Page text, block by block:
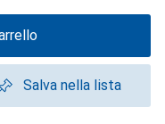
Salva nella lista